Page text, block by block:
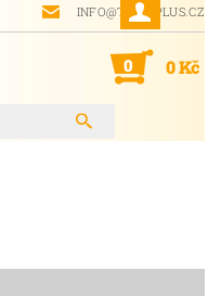
INFO@TORIOPLUS.CZ
0 0 Kč